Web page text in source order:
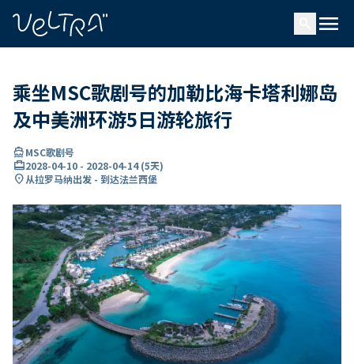
menu
乘坐MSC歌剧号的加勒比海卡塔利娜岛
及中美洲环游5日游轮旅行
directions_boatMSC歌剧号
card_travel2028-04-10 - 2028-04-14(5天)
location_on从拉罗马纳出发 - 到达法兰西堡